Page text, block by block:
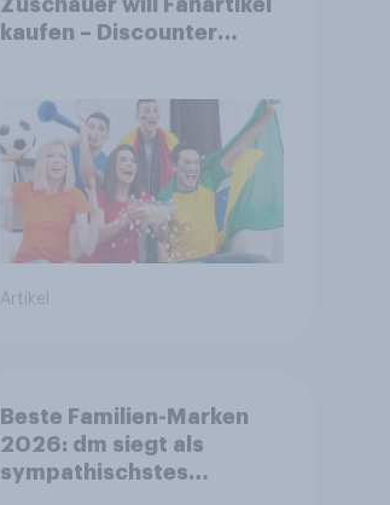
kaufen – Discounter
Artikel
Beste Familien-Marken
2026: dm siegt als
sympathischstes